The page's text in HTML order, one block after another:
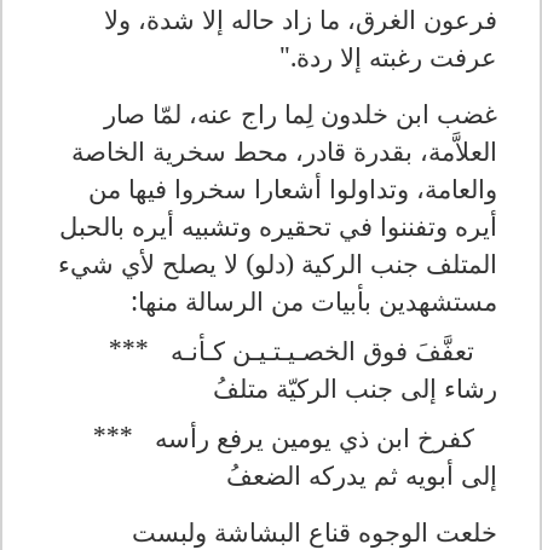
فرعون الغرق، ما زاد حاله إلا شدة، ولا
عرفت رغبته إلا ردة."
غضب ابن خلدون لِما راج عنه، لمّا صار
العلاَّمة، بقدرة قادر، محط سخرية الخاصة
والعامة، وتداولوا أشعارا سخروا فيها من
أيره وتفننوا في تحقيره وتشبيه أيره بالحبل
المتلف جنب الركية (دلو) لا يصلح لأي شيء
مستشهدين بأبيات من الرسالة منها:
تعفَّفَ فوق الخصـيـتـيـن كـأنـه ***
رشاء إلى جنب الركيّة متلفُ
كفرخ ابن ذي يومين يرفع رأسه ***
إلى أبويه ثم يدركه الضعفُ
خلعت الوجوه قناع البشاشة ولبست